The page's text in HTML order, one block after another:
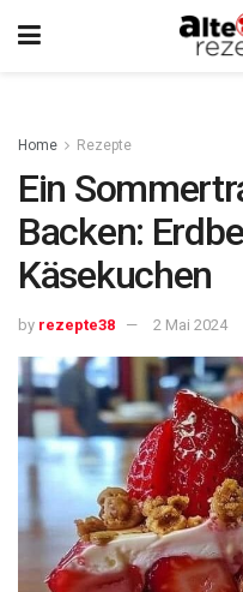
Home Rezepte
Ein
Backen:
Käsekuchen
by rezepte38 2 Mai 2024